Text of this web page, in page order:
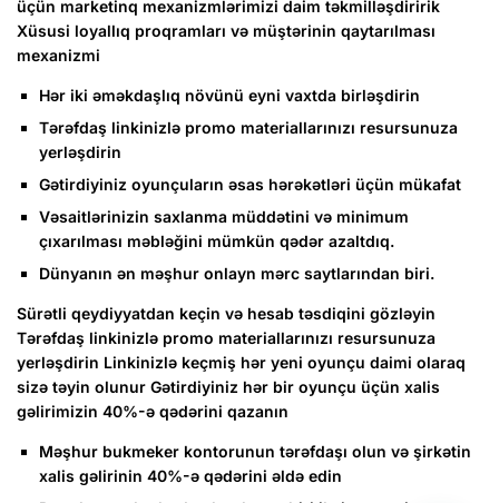
üçün marketinq mexanizmlərimizi daim təkmilləşdiririk
Xüsusi loyallıq proqramları və müştərinin qaytarılması
mexanizmi
Hər iki əməkdaşlıq növünü eyni vaxtda birləşdirin
Tərəfdaş linkinizlə promo materiallarınızı resursunuza
yerləşdirin
Gətirdiyiniz oyunçuların əsas hərəkətləri üçün mükafat
Vəsaitlərinizin saxlanma müddətini və minimum
çıxarılması məbləğini mümkün qədər azaltdıq.
Dünyanın ən məşhur onlayn mərc saytlarından biri.
Sürətli qeydiyyatdan keçin və hesab təsdiqini gözləyin
Tərəfdaş linkinizlə promo materiallarınızı resursunuza
yerləşdirin Linkinizlə keçmiş hər yeni oyunçu daimi olaraq
sizə təyin olunur Gətirdiyiniz hər bir oyunçu üçün xalis
gəlirimizin 40%-ə qədərini qazanın
Məşhur bukmeker kontorunun tərəfdaşı olun və şirkətin
xalis gəlirinin 40%-ə qədərini əldə edin